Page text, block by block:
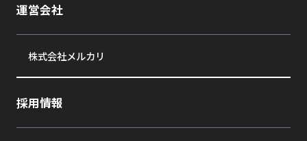
運営会社
株式会社メルカリ
採用情報